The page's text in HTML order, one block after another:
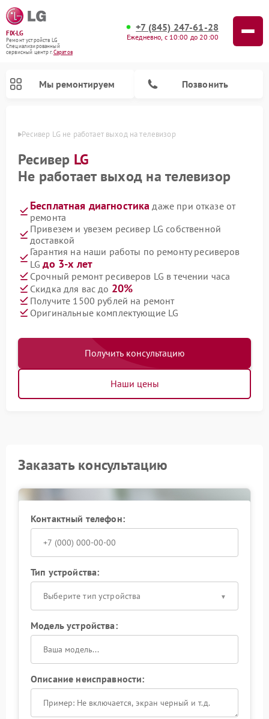
FIX-LG
Ремонт устройств LG
Специализированный
cервисный центр г.Саратов
+7 (845) 247-61-28
Ежедневно, с 10:00 до 20:00
Мы ремонтируем Позвонить
Ресивер LG не работает выход на телевизор
Ресивер LG
Не работает выход на телевизор
Бесплатная диагностика даже при отказе от
ремонта
Привезем и увезем ресивер LG собственной
доставкой
Гарантия на наши работы по ремонту ресиверов
LGдо 3-х лет
Срочный ремонт ресиверов LG в течении часа
Скидка для вас до 20%
Получите 1500 рублей на ремонт
Оригинальные комплектующие LG
Получить консультацию
Наши цены
Заказать консультацию
Контактный телефон:
Тип устройства:
Выберите тип устройства
Модель устройства:
Описание неисправности: